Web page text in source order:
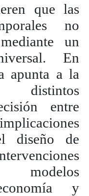
que las
no
un
En
apunta a la
distintos
entre
diseño de
modelos
y